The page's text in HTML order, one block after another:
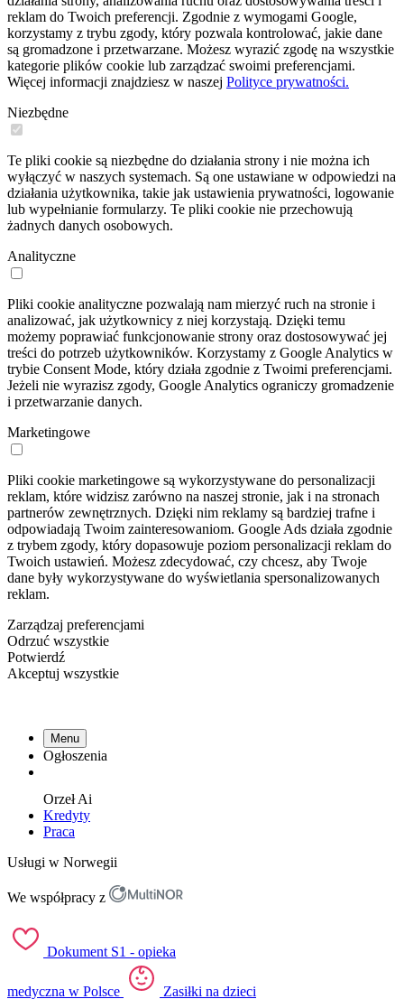
reklam do Twoich preferencji. Zgodnie z wymogami Google,
korzystamy z trybu zgody, który pozwala kontrolować, jakie dane
są gromadzone i przetwarzane. Możesz wyrazić zgodę na wszystkie
kategorie plików cookie lub zarządzać swoimi preferencjami.
Więcej informacji znajdziesz w naszej Polityce prywatności.
Niezbędne
Te pliki cookie są niezbędne do działania strony i nie można ich
wyłączyć w naszych systemach. Są one ustawiane w odpowiedzi na
działania użytkownika, takie jak ustawienia prywatności, logowanie
lub wypełnianie formularzy. Te pliki cookie nie przechowują
żadnych danych osobowych.
Analityczne
Pliki cookie analityczne pozwalają nam mierzyć ruch na stronie i
analizować, jak użytkownicy z niej korzystają. Dzięki temu
możemy poprawiać funkcjonowanie strony oraz dostosowywać jej
treści do potrzeb użytkowników. Korzystamy z Google Analytics w
trybie Consent Mode, który działa zgodnie z Twoimi preferencjami.
Jeżeli nie wyrazisz zgody, Google Analytics ograniczy gromadzenie
i przetwarzanie danych.
Marketingowe
Pliki cookie marketingowe są wykorzystywane do personalizacji
reklam, które widzisz zarówno na naszej stronie, jak i na stronach
partnerów zewnętrznych. Dzięki nim reklamy są bardziej trafne i
odpowiadają Twoim zainteresowaniom. Google Ads działa zgodnie
z trybem zgody, który dopasowuje poziom personalizacji reklam do
Twoich ustawień. Możesz zdecydować, czy chcesz, aby Twoje
dane były wykorzystywane do wyświetlania spersonalizowanych
reklam.
Zarządzaj preferencjami
Odrzuć wszystkie
Potwierdź
Akceptuj wszystkie
Menu
Ogłoszenia
OrzełAi
Kredyty
Praca
Usługi w Norwegii
We współpracy z
Dokument S1 - opieka
medyczna w Polsce Zasiłki na dzieci